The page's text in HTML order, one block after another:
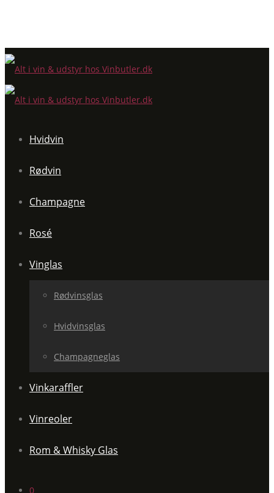
Hvidvin
Rødvin
Champagne
Rosé
Vinglas
Rødvinsglas
Hvidvinsglas
Champagneglas
Vinkaraffler
Vinreoler
Rom & Whisky Glas
0